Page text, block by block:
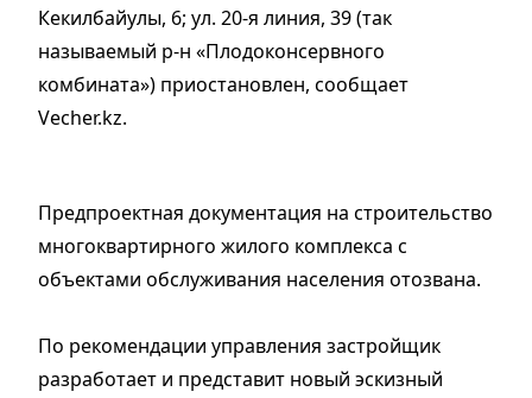
Кекилбайулы, 6; ул. 20-я линия, 39 (так
называемый р-н «Плодоконсервного
комбината») приостановлен, сообщает
Vecher.kz.
Предпроектная документация на строительство
многоквартирного жилого комплекса c
объектами обслуживания населения отозвана.
По рекомендации управления застройщик
разработает и представит новый эскизный